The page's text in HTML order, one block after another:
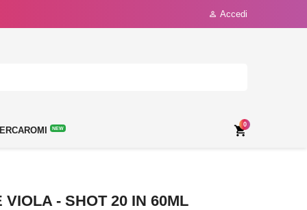
 Accedi
NEW 
0
VIOLA - SHOT 20 IN 60ML